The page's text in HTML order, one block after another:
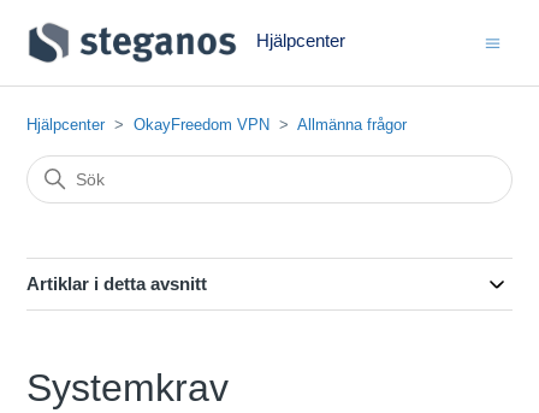
Hjälpcenter
Hjälpcenter OkayFreedom VPN Allmänna frågor
Artiklar i detta avsnitt
Systemkrav